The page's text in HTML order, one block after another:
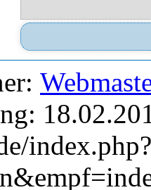
index.php?